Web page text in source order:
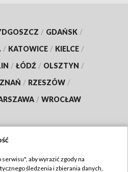
/ GDAŃSK /
/ KATOWICE / KIELCE /
/ ŁÓDŹ / OLSZTYN /
/ RZESZÓW /
/ WROCŁAW
aby wyrazić zgody na
śledzenia i zbierania danych,